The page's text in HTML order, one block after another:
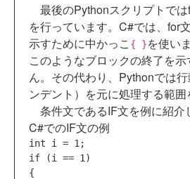
最後のPythonスクリプトで
を行っています。C#では、for
示すために中かっこ { }を使い
このようなブロックの終了を
ん。その代わり、Pythonでは
ンデント）を元に処理する範囲
条件文であるIF文を例に紹介
C#でのIF文の例
int
if (i == 1)
{